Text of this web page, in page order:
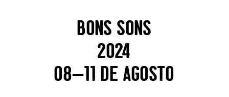
BONS SONS
2024
08—11 DE AGOSTO